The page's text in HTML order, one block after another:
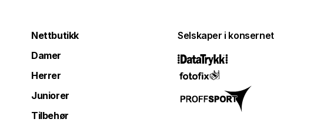
Nettbutikk
Damer
Herrer
Juniorer
Tilbehør
Selskaper i konsernet